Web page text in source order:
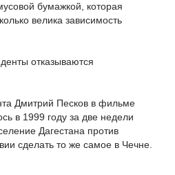
бумажкой, которая
велика зависимость
отказываются
Дмитрий Песков в фильме
в 1999 году за две недели
Дагестана против
сделать то же самое в Чечне.